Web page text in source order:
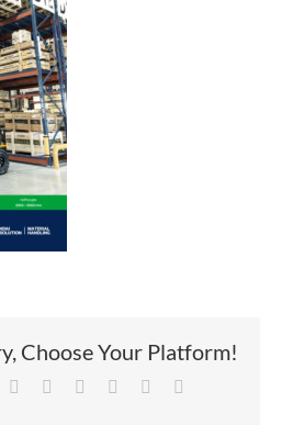
Choose Your Platform!
LinkedIn
TumblrPinterest Xing